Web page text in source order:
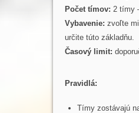
Počet tímov: 2 tímy
Vybavenie: zvoľte
určite túto základňu.
Časový limit:
Pravidlá:
Tímy zostávajú